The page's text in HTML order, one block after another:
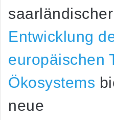
Entwicklung
europäischen
Ökosystems
neue